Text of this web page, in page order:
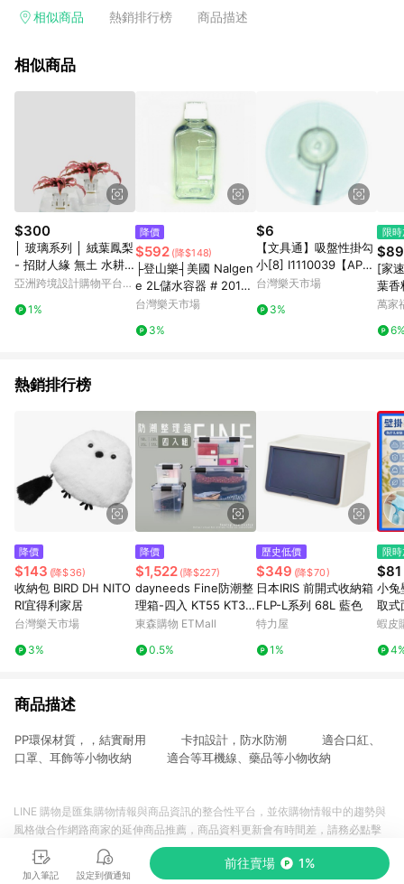
電玩/遊戲/相機/單眼/鏡頭/拍立得 [2024/6/1起適用] -內接硬
的購回饋活動享Yahoo超贈點回饋者 - 購物中心商店之商品：商
3. 訂單回饋金額將扣除運費/購物金/超贈點/福利金/紅利折抵/折
價券等虛擬貨幣折抵 4. 大宗採購或批發轉賣不具回饋資格： 如
有相關事證認定您為大宗採購、批發轉賣而非最終消費使用者，
相關認定以Yahoo購物中心之認定為準
相似商品 熱銷排行榜 商品描述
相似商品
$300
│ 玻璃系列 │ 絨葉鳳梨
- 招財人緣 無土 水耕
盆栽 自動補水
亞洲跨境設計購物平台
1%
降價
$592 (降$148)
├登山樂┤美國 Nalgen
e 2L儲水容器 # 2015-
2000
台灣樂天市場
3%
$6
【文具通】吸盤性掛勾
小[8] I1110039【APP
滿額下單10%點數(單一
1止
台灣樂天市場
3%
限
$89
[家
葉香
萬家
熱銷排行榜
降價
$143 (降$36)
收納包 BIRD DH NITO
RI宜得利家居
台灣樂天市場
3%
降價
$1,522 (降$227)
dayneeds Fine防潮整
理箱-四入 KT55 KT35
LT20 KT10
東森購物 ETMall
0.5%
歷史低價
$349 (降$70)
日本IRIS 前開式收納箱
FLP-L系列 68L 藍色
特力屋
1%
限
$81
小兔
取式
無痕
平面
蝦皮
商品描述
PP環保材質，，結實耐用 卡扣設計，防水防潮 適合口紅、
口罩、耳飾等小物收納 適合等耳機線、藥品等小物收納
加入筆記 設定到價通知
前往賣場 1%
LINE 購物是匯集購物情報與商品資訊的整合性平台，並依購物情報中的趨勢與
風格做合作網路商家的延伸商品推薦，商品資料更新會有時間差，請務必點擊
商品至各合作網路商家，確認現售價與購物條件，一切資訊以合作廠商網頁為
準。